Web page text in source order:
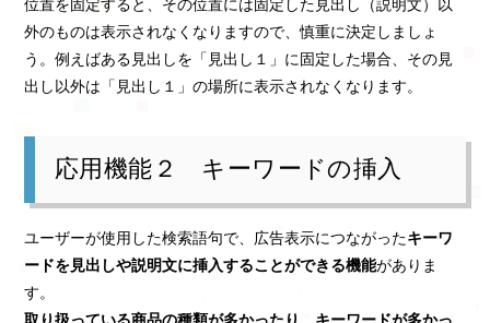
位置を固定すると、その位置には固定した見出し（説明文）以
外のものは表示されなくなりますので、慎重に決定しましょ
う。例えばある見出しを「見出し１」に固定した場合、その見
出し以外は「見出し１」の場所に表示されなくなります。
応用機能２ キーワードの挿入
ユーザーが使用した検索語句で、広告表示につながったキーワ
ードを見出しや説明文に挿入することができる機能がありま
す。